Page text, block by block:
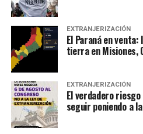
EXTRANJERIZACIÓN
El Paraná en
tierra en Misiones,
EXTRANJERIZACIÓN
El verdadero
seguir poniendo a